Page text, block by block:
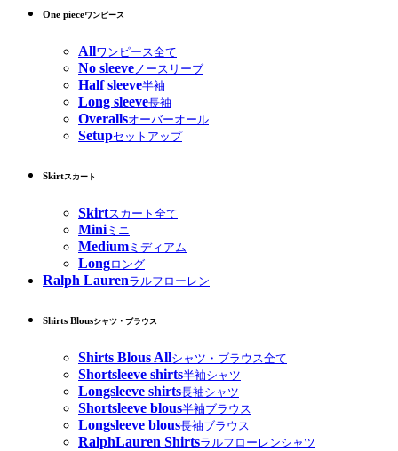
One pieceワンピース
Allワンピース全て
No sleeveノースリーブ
Half sleeve半袖
Long sleeve長袖
Overallsオーバーオール
Setupセットアップ
Skirtスカート
Skirtスカート全て
Miniミニ
Medium ミディアム
Longロング
Ralph Laurenラルフローレン
Shirts Blousシャツ・ブラウス
Shirts Blous Allシャツ・ブラウス全て
Shortsleeve shirts半袖シャツ
Longsleeve shirts長袖シャツ
Shortsleeve blous半袖ブラウス
Longsleeve blous長袖ブラウス
RalphLauren Shirtsラルフローレンシャツ